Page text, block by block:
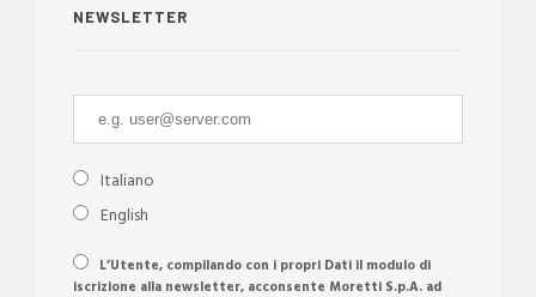
NEWSLETTER
Italiano
English
L’Utente, compilando con i propri Dati il modulo di
iscrizione alla newsletter, acconsente Moretti S.p.A. ad